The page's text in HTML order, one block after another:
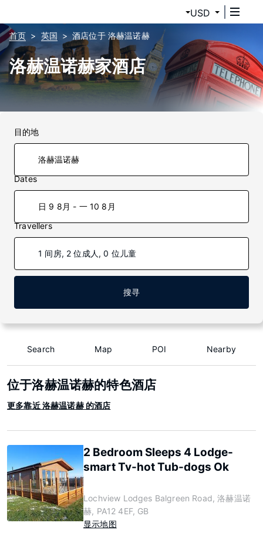
USD
首页 英国 酒店位于 洛赫温诺赫
洛赫温诺赫家酒店
目的地
Dates
日 9 8月 - 一 10 8月
Travellers
1 间房, 2 位成人, 0 位儿童
搜寻
Search Map POI Nearby
位于洛赫温诺赫的特色酒店
更多靠近 洛赫温诺赫 的酒店
2 Bedroom Sleeps 4 Lodge-
smart Tv-hot Tub-dogs Ok
Lochview Lodges Balgreen Road, 洛赫温诺
赫, PA12 4EF, GB
显示地图